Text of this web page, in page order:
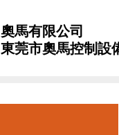
奧馬有限公司
東莞市奧馬控制設